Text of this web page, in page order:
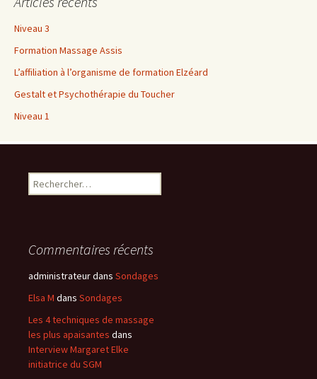
Niveau 3
Formation Massage Assis
L’affiliation à l’organisme de formation Elzéard
Gestalt et Psychothérapie du Toucher
Niveau 1
Rechercher :
Commentaires récents
administrateurdans Sondages
Elsa M dans Sondages
Les 4 techniques de massage
les plus apaisantes dans
Interview Margaret Elke
initiatrice du SGM